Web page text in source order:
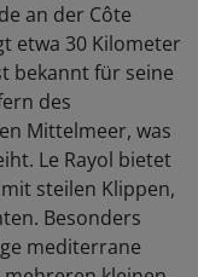
an der Côte
etwa 30 Kilometer
bekannt für seine
des
Mittelmeer, was
Le Rayol bietet
steilen Klippen,
Besonders
mediterrane